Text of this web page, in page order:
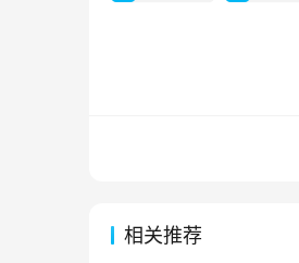
相关推荐